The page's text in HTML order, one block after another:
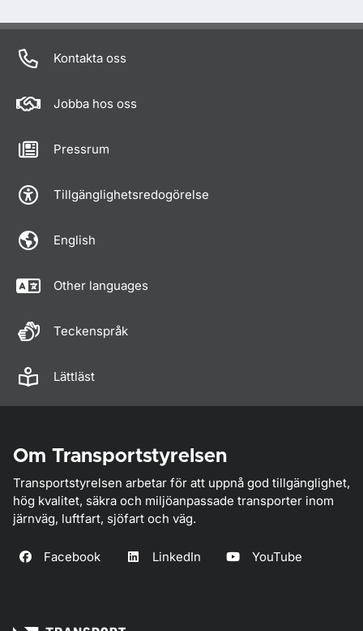
Kontakta oss
Jobba hos oss
Pressrum
Tillgänglighetsredogörelse
English
Other languages
Teckenspråk
Lättläst
Om Transportstyrelsen
Transportstyrelsen arbetar för att uppnå god tillgänglighet,
hög kvalitet, säkra och miljöanpassade transporter inom
järnväg, luftfart, sjöfart och väg.
Facebook LinkedIn YouTube